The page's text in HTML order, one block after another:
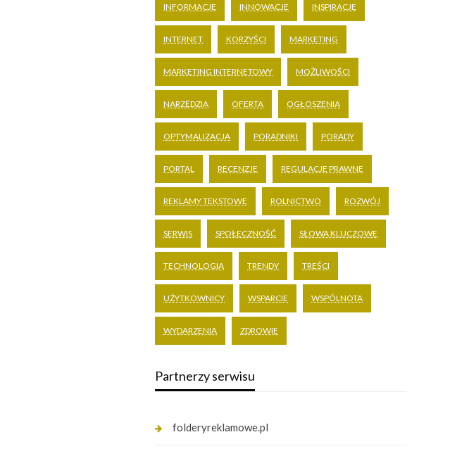
INFORMACJE INNOWACJE INSPIRACJE
INTERNET KORZYŚCI MARKETING
MARKETING INTERNETOWY MOŻLIWOŚCI
NARZĘDZIA OFERTA OGŁOSZENIA
OPTYMALIZACJA PORADNIKI PORADY
PORTAL RECENZJE REGULACJE PRAWNE
REKLAMY TEKSTOWE ROLNICTWO ROZWÓJ
SERWIS SPOŁECZNOŚĆ SŁOWA KLUCZOWE
TECHNOLOGIA TRENDY TREŚCI
UŻYTKOWNICY WSPARCIE WSPÓLNOTA
WYDARZENIA ZDROWIE
Partnerzy serwisu
folderyreklamowe.pl